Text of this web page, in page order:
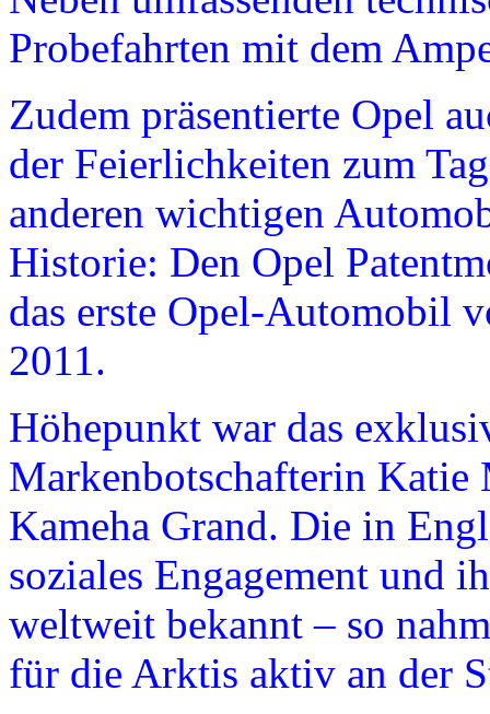
Probefahrten mit dem
Zudem präsentierte Opel
der Feierlichkeiten zum
anderen wichtigen
Historie: Den Opel
das erste Opel-Automobil
2011.
Höhepunkt war das
Markenbotschafterin
Kameha Grand. Die in
soziales Engagement und
weltweit bekannt – so
für die Arktis aktiv an der